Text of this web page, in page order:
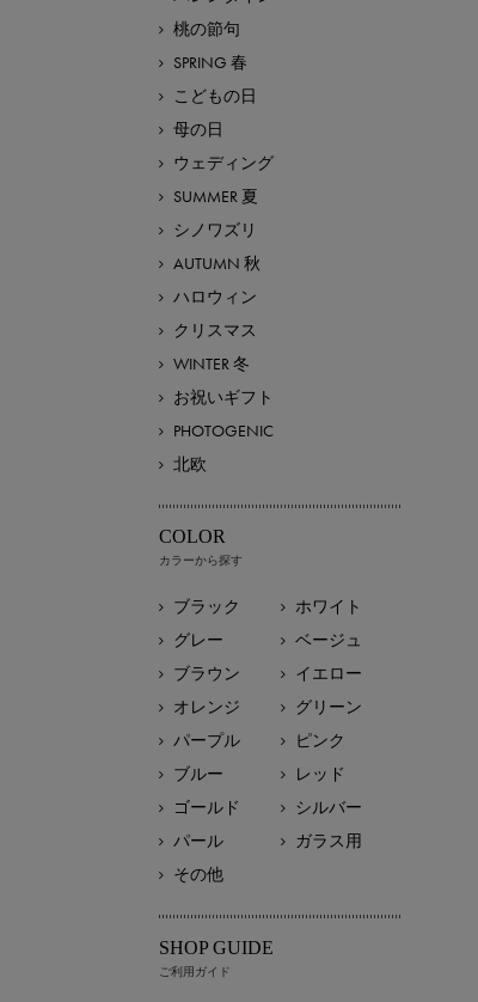
桃の節句
SPRING 春
こどもの日
母の日
ウェディング
SUMMER 夏
シノワズリ
AUTUMN 秋
ハロウィン
クリスマス
WINTER 冬
お祝いギフト
PHOTOGENIC
北欧
COLOR
カラーから探す
ブラック
ホワイト
グレー
ベージュ
ブラウン
イエロー
オレンジ
グリーン
パープル
ピンク
ブルー
レッド
ゴールド
シルバー
パール
ガラス用
その他
SHOP GUIDE
ご利用ガイド